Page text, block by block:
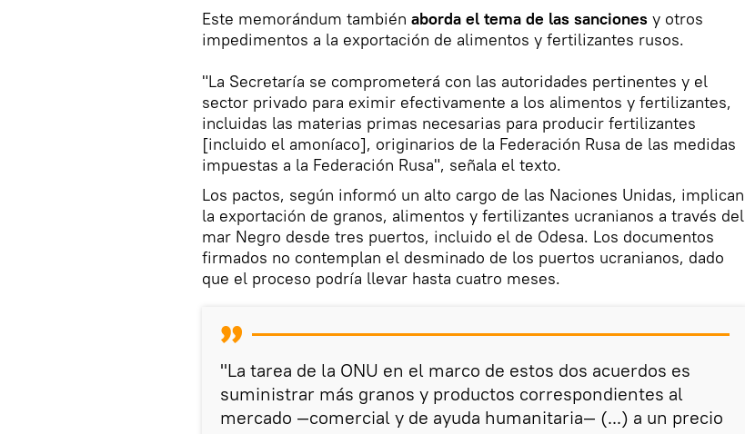
Este memorándum también aborda el tema de las sanciones y otros
impedimentos a la exportación de alimentos y fertilizantes rusos.
"La Secretaría se comprometerá con las autoridades pertinentes y el
sector privado para eximir efectivamente a los alimentos y fertilizantes,
incluidas las materias primas necesarias para producir fertilizantes
[incluido el amoníaco], originarios de la Federación Rusa de las medidas
impuestas a la Federación Rusa", señala el texto.
Los pactos, según informó un alto cargo de las Naciones Unidas, implican
la exportación de granos, alimentos y fertilizantes ucranianos a través del
mar Negro desde tres puertos, incluido el de Odesa. Los documentos
firmados no contemplan el desminado de los puertos ucranianos, dado
que el proceso podría llevar hasta cuatro meses.
"La tarea de la ONU en el marco de estos dos acuerdos es
suministrar más granos y productos correspondientes al
mercado —comercial y de ayuda humanitaria— (...) a un precio